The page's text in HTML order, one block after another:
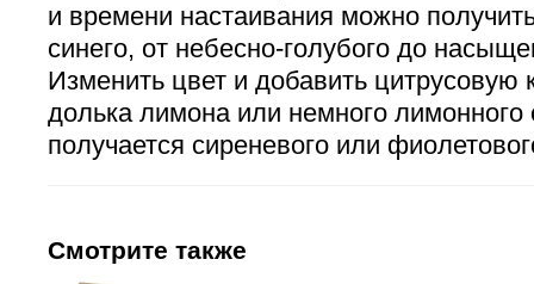
и времени настаивания можно
синего, от небесно-голубого до
Изменить цвет и добавить цитрусовую
долька лимона или немного лимонного
получается сиреневого или
Смотрите также